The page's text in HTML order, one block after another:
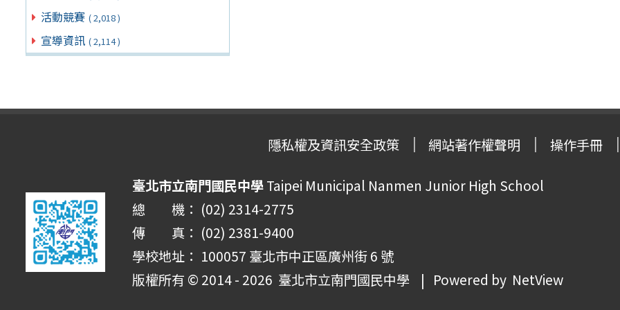
活動競賽 ( 2,018 )
宣導資訊 ( 2,114 )
隱私權及資訊安全政策 網站著作權聲明 操作手冊
臺北市立南門國民中學Taipei Municipal Nanmen Junior High School
總 機： (02) 2314-2775
傳 真： (02) 2381-9400
學校地址： 100057 臺北市中正區廣州街 6 號
版權所有 © 2014 - 2026 臺北市立南門國民中學 | Powered by NetView